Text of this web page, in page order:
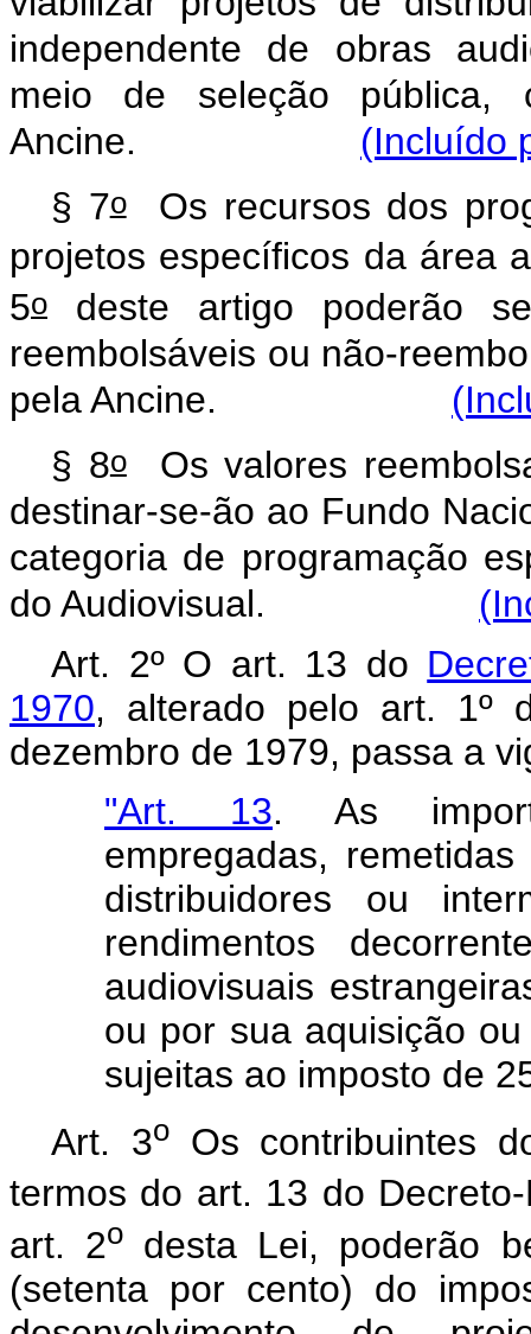
independente de obras
meio de seleção pública,
Ancine. (Incluído
§ 7oOs recursos dos
projetos específicos da área
5o deste artigo poderão
reembolsáveis ou não-
pela Ancine.
§ 8oOs valores
destinar-se-ão ao Fundo
categoria de programação
do Audiovisual.
Art. 2º O art. 13 do
1970, alterado pelo art. 1º
dezembro de 1979, passa a
"Art. 13. As
empregadas,
distribuidores ou
rendimentos
audiovisuais
ou por sua aquisição
sujeitas ao imposto de
Art. 3oOs contribuintes
termos do art. 13 do
art. 2o desta Lei, poderão
(setenta por cento) do